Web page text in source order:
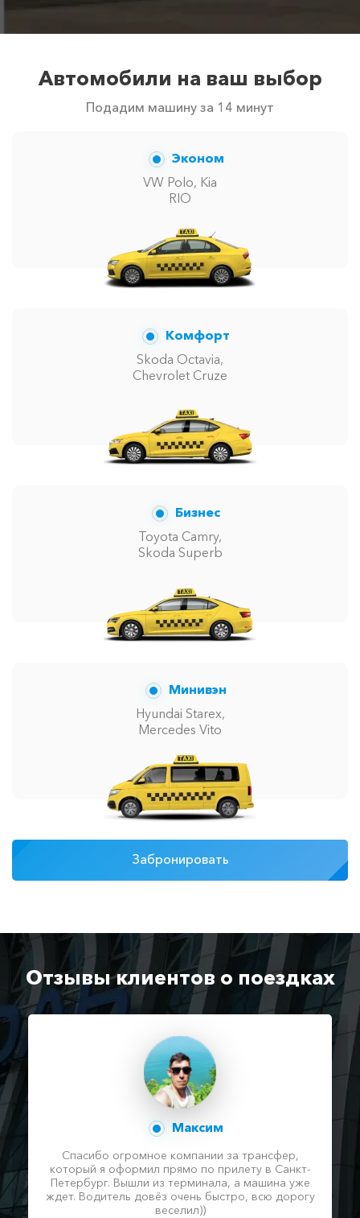
Автомобили на ваш выбор
Подадим машину за 14 минут
Эконом
VW Polo, Kia
RIO
Комфорт
Skoda Octavia,
Chevrolet Cruze
Бизнес
Toyota Camry,
Skoda Superb
Минивэн
Hyundai Starex,
Mercedes Vito
Забронировать
Отзывы клиентов о поездках
Максим
Спасибо огромное компании за трансфер,
который я оформил прямо по прилету в Санкт-
Петербург. Вышли из терминала, а машина уже
ждет. Водитель довёз очень быстро, всю дорогу
веселил))